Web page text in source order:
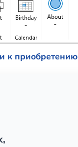
к приобретению